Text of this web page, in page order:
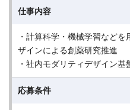
仕事内容
・計算科学・機械学習など
ザインによる創薬研究推進
・社内モダリティデザイン基
応募条件